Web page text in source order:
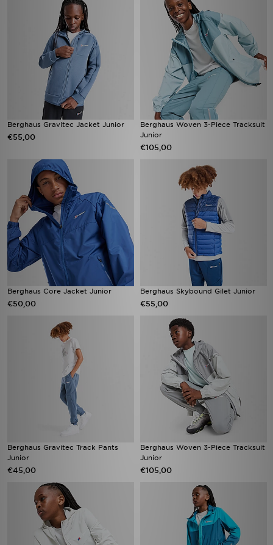
Berghaus Gravitec Jacket Junior
€55,00
Berghaus Woven 3-Piece Tracksuit
Junior
€105,00
Berghaus Core Jacket Junior
€50,00
Berghaus Skybound Gilet Junior
€55,00
Berghaus Gravitec Track Pants
Junior
€45,00
Berghaus Woven 3-Piece Tracksuit
Junior
€105,00